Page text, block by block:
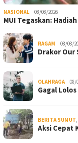
NASIONAL 08/08/2026
MUI Tegaskan:
RAGAM 08/08/
Drakor Our
OLAHRAGA 08/
Gagal
BERITA SUMUT,
Aksi Cepat